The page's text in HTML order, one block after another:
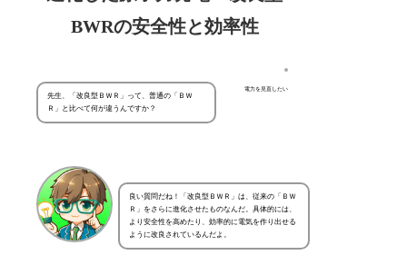
BWRの安全性と効率性
電力を見直したい
先生、「改良型ＢＷＲ」って、普通の「ＢＷ
Ｒ」と比べて何が違うんですか？
良い質問だね！「改良型ＢＷＲ」は、従来の「ＢＷ
Ｒ」をさらに進化させたものなんだ。具体的には、
より安全性を高めたり、効率的に電気を作り出せる
ように改良されているんだよ。